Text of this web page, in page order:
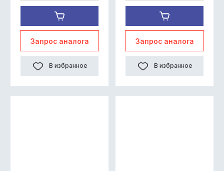
Запрос аналога
В избранное
Запрос аналога
В избранное